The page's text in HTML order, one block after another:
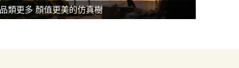
類更多 顏值更美的仿真樹